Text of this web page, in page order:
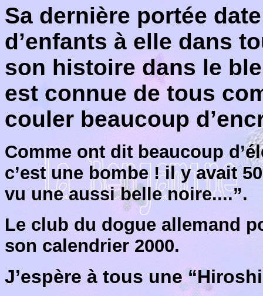
Sa dernière portée
d’enfants à elle dans
son histoire dans le
est connue de tous
couler beaucoup
Comme ont dit beaucoup
c’est une bombe ! il y avait
vu une aussi belle noire....”.
Le club du dogue allemand
son calendrier 2000.
J’espère à tous une